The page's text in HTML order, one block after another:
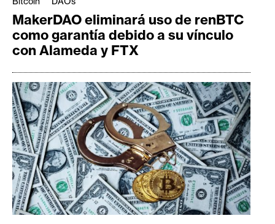
MakerDAO eliminará uso de renBTC
como garantía debido a su vínculo
con Alameda y FTX